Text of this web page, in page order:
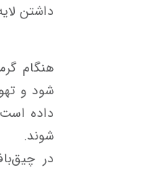
داشتن
هنگام
شود و
داده است
شوند.
در